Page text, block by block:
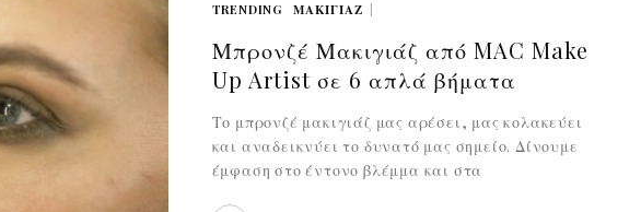
TRENDING ΜΑΚΙΓΙΆΖ
Μπρονζέ Μακιγιάζ από MAC Make
Up Artist σε 6 απλά βήματα
Το μπρονζέ μακιγιάζ μας αρέσει, μας κολακεύει
και αναδεικνύει το δυνατό μας σημείο. Δίνουμε
έμφαση στο έντονο βλέμμα και στα